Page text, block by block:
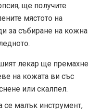
ще получите
мястото на
за събиране на кожна
лекар ще премахне
на кожата ви със
или скалпел.
се малък инструмент,